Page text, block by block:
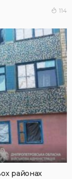
114
районах